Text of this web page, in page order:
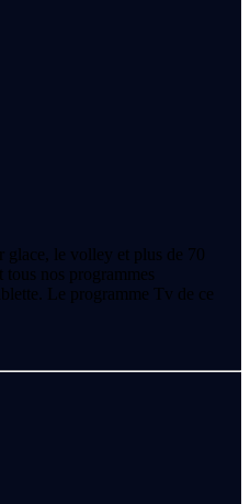
glace, le volley et plus de 70
tous nos programmes
Le programme Tv de ce